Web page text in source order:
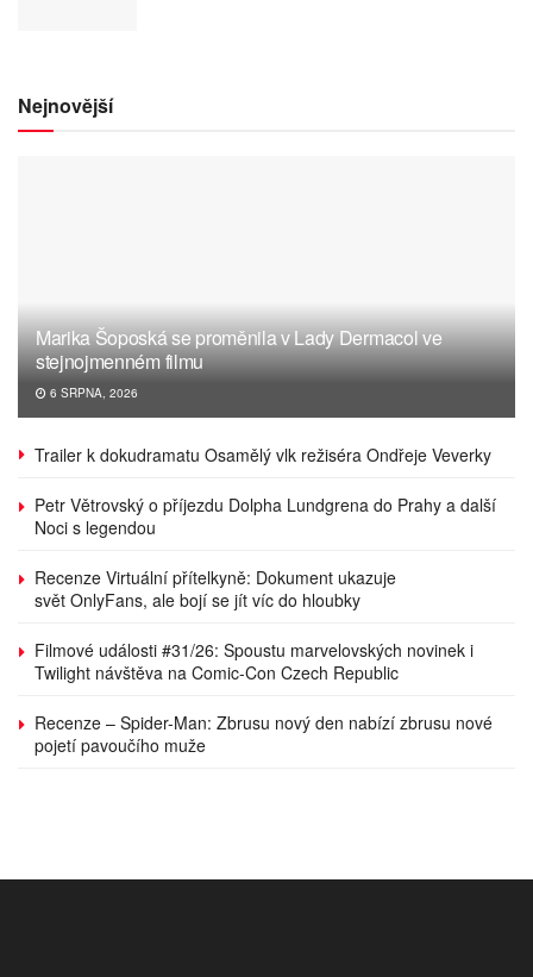
Nejnovější
Marika Šoposká se proměnila v Lady Dermacol ve
stejnojmenném filmu
6 SRPNA, 2026
Trailer k dokudramatu Osamělý vlk režiséra Ondřeje Veverky
Petr Větrovský o příjezdu Dolpha Lundgrena do Prahy a další
Noci s legendou
Recenze Virtuální přítelkyně: Dokument ukazuje
svět OnlyFans, ale bojí se jít víc do hloubky
Filmové události #31/26: Spoustu marvelovských novinek i
Twilight návštěva na Comic-Con Czech Republic
Recenze – Spider-Man: Zbrusu nový den nabízí zbrusu nové
pojetí pavoučího muže